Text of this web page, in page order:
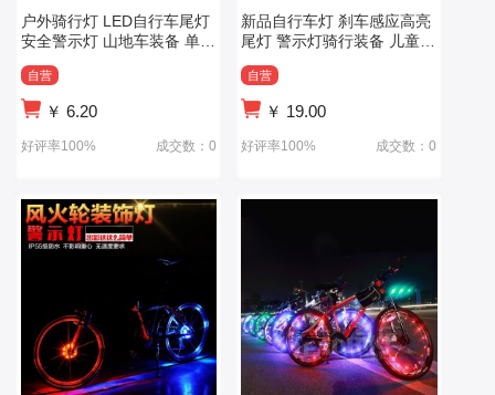
户外骑行灯 LED自行车尾灯
安全警示灯 山地车装备 单车
自营
￥ 6.20
好评率100% 成交数：0
新品自行车灯 刹车感应高亮
尾灯 警示灯骑行装备 儿童自
自营
￥ 19.00
好评率100% 成交数：0